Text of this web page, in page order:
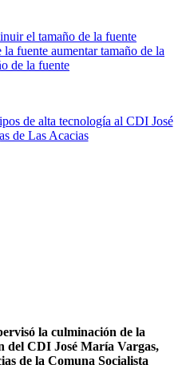
el tamaño de la fuente
aumentar tamaño de la
la culminación de la
del CDI José María Vargas,
de la Comuna Socialista